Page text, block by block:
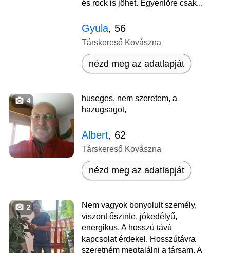
és rock is jöhet. Egyenlőre csak...
Gyula, 56
Társkereső Kovászna
nézd meg az adatlapját
4
huseges, nem szeretem, a
hazugsagot,
Albert, 62
Társkereső Kovászna
nézd meg az adatlapját
2
Nem vagyok bonyolult személy,
viszont őszinte, jókedélyű,
energikus. A hosszú távú
kapcsolat érdekel. Hosszútávra
szeretném megtalálni a társam. A